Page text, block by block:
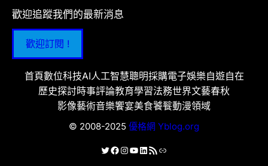
歡迎追蹤我們的最新消息
歡迎訂閱 !
首頁數位科技AI人工智慧聰明採購電子娛樂自遊自在
歷史探討時事評論教育學習法務世界文藝春秋
影像藝術音樂饗宴美食饕餮動漫領域
© 2008-2025 優格網 Yblog.org
X Facebook
Instagram
YouTube
LinkedIn
RSS 資訊提供連結